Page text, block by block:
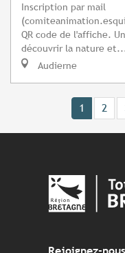
Inscription par mail
(
QR code de l'affiche.
découvrir la nature
Audierne
1 2